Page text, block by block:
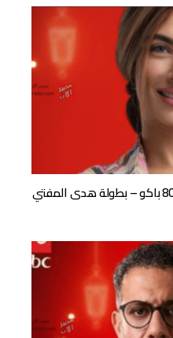
مواعيد وقنوات عرض مسلسل 80 باكو – بطولة هدى المفتي